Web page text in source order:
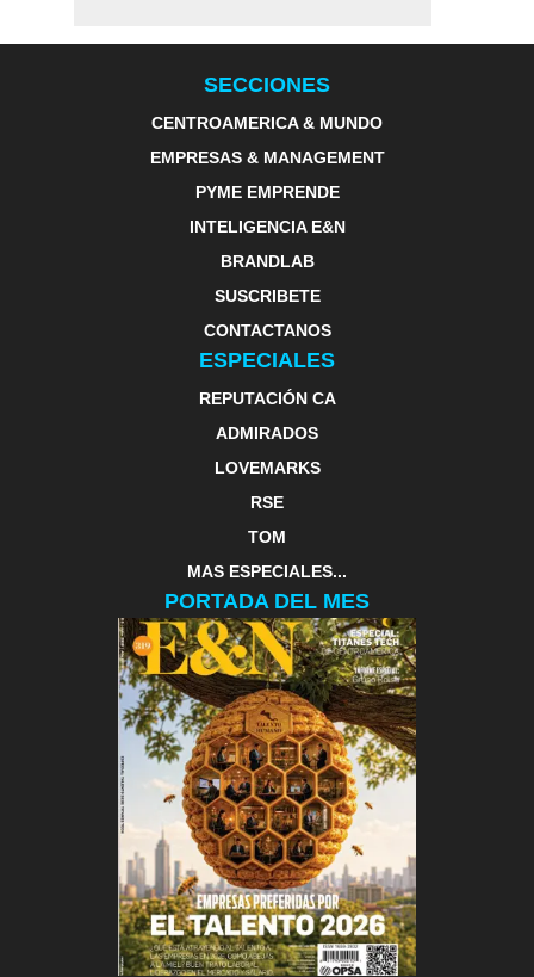
SECCIONES
CENTROAMERICA & MUNDO
EMPRESAS & MANAGEMENT
PYME EMPRENDE
INTELIGENCIA E&N
BRANDLAB
SUSCRIBETE
CONTACTANOS
ESPECIALES
REPUTACIÓN CA
ADMIRADOS
LOVEMARKS
RSE
TOM
MAS ESPECIALES...
PORTADA DEL MES